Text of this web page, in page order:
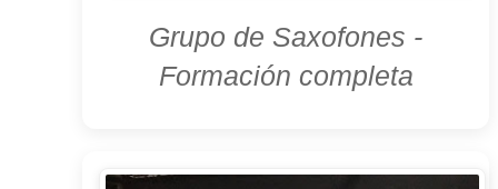
Grupo de Saxofones -
Formación completa